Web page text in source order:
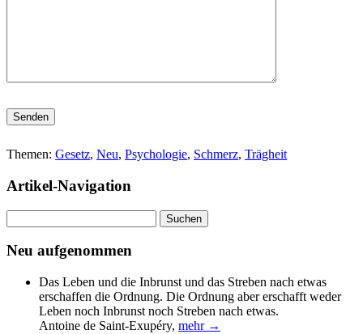
Bitte lasse dieses Feld leer.
Themen: Gesetz, Neu, Psychologie, Schmerz, Trägheit
Artikel-Navigation
nach:
Neu aufgenommen
Das Leben und die Inbrunst und das Streben nach etwas
erschaffen die Ordnung. Die Ordnung aber erschafft weder
Leben noch Inbrunst noch Streben nach etwas.
Antoine de Saint-Exupéry, mehr →